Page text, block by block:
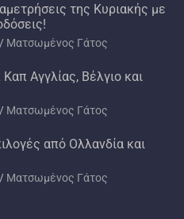
της Κυριακής με
Ματσωμένος Γάτος
Αγγλίας, Βέλγιο και
Ματσωμένος Γάτος
από Ολλανδία και
Ματσωμένος Γάτος